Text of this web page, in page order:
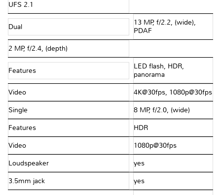
UFS 2.1
Dual
13 MP, f/2.2, (wide),
PDAF
2 MP, f/2.4, (depth)
Features
LED flash, HDR,
panorama
Video 4K@30fps, 1080p@30fps
Single 8 MP, f/2.0, (wide)
Features HDR
Video 1080p@30fps
Loudspeaker yes
3.5mm jack yes